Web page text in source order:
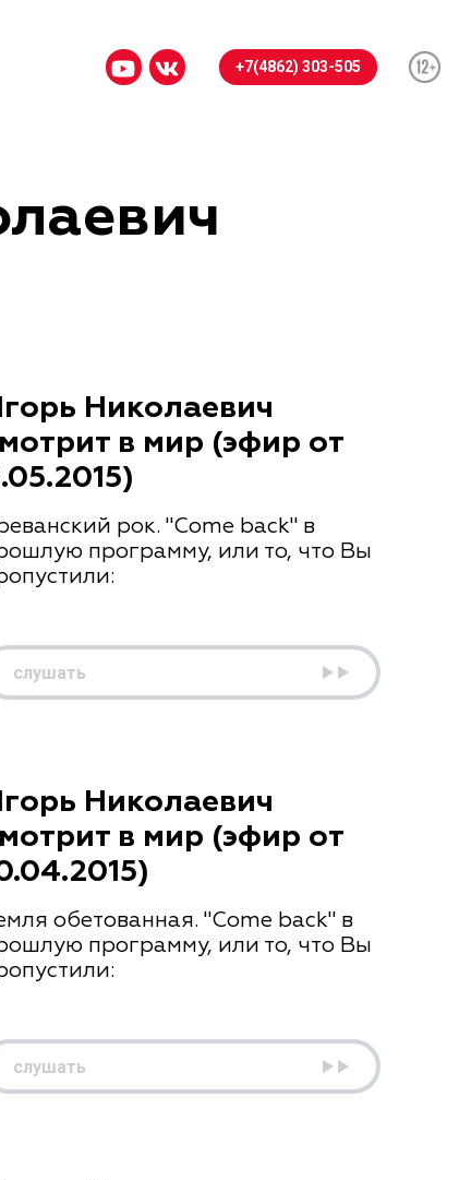
+7(4862) 303-505
Николаевич
в мир (эфир от
рок. "Come back" в
программу, или то, что Вы
слушать
Николаевич
в мир (эфир от
обетованная. "Come back" в
программу, или то, что Вы
слушать